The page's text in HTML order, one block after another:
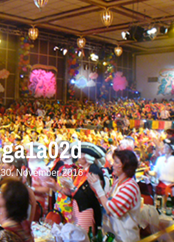
ga1a02d
30. November 2016